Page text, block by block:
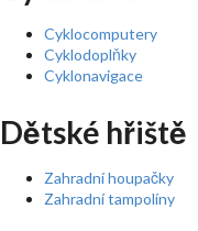
Cyklocomputery
Cyklodoplňky
Cyklonavigace
Dětské hřiště
Zahradní houpačky
Zahradní tampolíny